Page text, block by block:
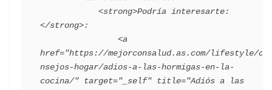
</strong>:
href="https://mejorconsalud.as.com/lifestyle/co
nsejos-hogar/adios-a-las-hormigas-en-la-
cocina/" target="_self" title="Adiós a las